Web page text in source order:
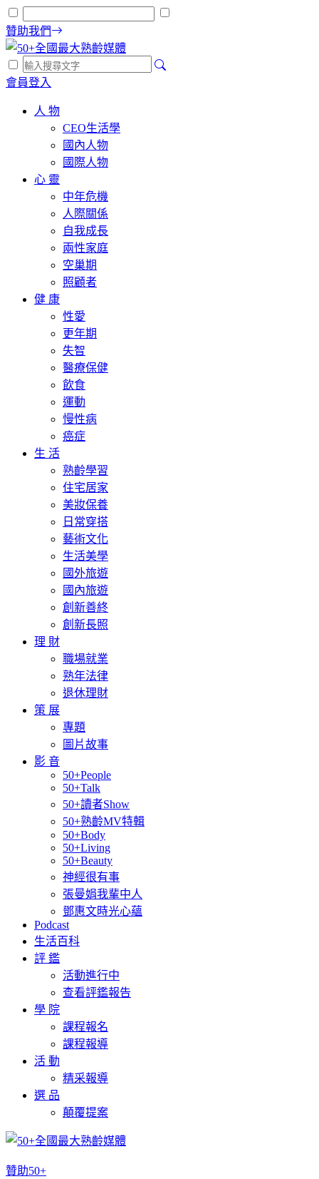
贊助我們
會員登入
人 物
CEO生活學
國內人物
國際人物
心 靈
中年危機
人際關係
自我成長
兩性家庭
空巢期
照顧者
健 康
性愛
更年期
失智
醫療保健
飲食
運動
慢性病
癌症
生 活
熟齡學習
住宅居家
美妝保養
日常穿搭
藝術文化
生活美學
國外旅遊
國內旅遊
創新善終
創新長照
理 財
職場就業
熟年法律
退休理財
策 展
專題
圖片故事
影 音
50+People
50+Talk
50+讀者Show
50+熟齡MV特輯
50+Body
50+Living
50+Beauty
神經很有事
張曼娟我輩中人
鄧惠文時光心蘊
Podcast
生活百科
評 鑑
活動進行中
查看評鑑報告
學 院
課程報名
課程報導
活 動
精采報導
選 品
顛覆提案
贊助50+